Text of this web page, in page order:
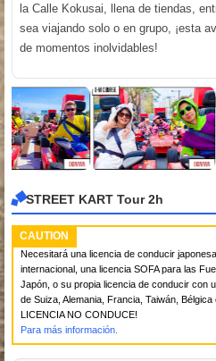
la Calle Kokusai, llena de tiendas,
sea viajando solo o en grupo, ¡esta
de momentos inolvidables!
STREET KART Tour 2h
CAUTION
Necesitará una licencia de conducir
internacional, una licencia SOFA para las
Japón, o su propia licencia de conducir con
de Suiza, Alemania, Francia, Taiwán, Bélgica
LICENCIA NO CONDUCE!
Para más información.